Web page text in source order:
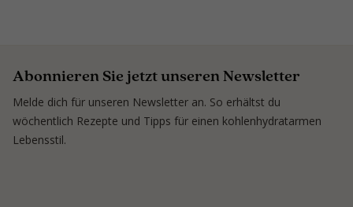
Abonnieren Sie jetzt unseren Newsletter
Melde dich für unseren Newsletter an. So erhältst du
wöchentlich Rezepte und Tipps für einen kohlenhydratarmen
Lebensstil.